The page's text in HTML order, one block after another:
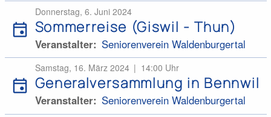
event
Donnerstag, 6. Juni 2024
Sommerreise (Giswil - Thun)
Veranstalter Seniorenverein Waldenburgertal
event
Samstag, 16. März 2024 14:00 Uhr
Generalversammlung in Bennwil
Veranstalter Seniorenverein Waldenburgertal